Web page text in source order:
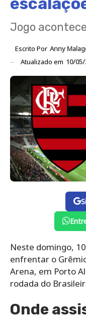
Jogo
Escrito Por Anny
Atualizado em 10/05/
Neste domingo,
enfrentar o
Arena, em Porto
rodada do
Onde